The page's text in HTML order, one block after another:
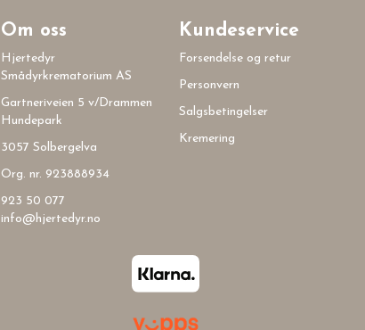
Om oss
Hjertedyr
Smådyrkrematorium AS
Gartneriveien 5 v/Drammen
Hundepark
3057 Solbergelva
Org. nr. 923888934
923 50 077
info@hjertedyr.no
Kundeservice
Forsendelse og retur
Personvern
Salgsbetingelser
Kremering